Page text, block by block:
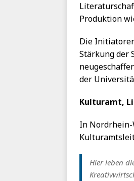
Produktion
Die
Stärkung der
der
Kulturamt,
In Nordrhein-
Hier leben